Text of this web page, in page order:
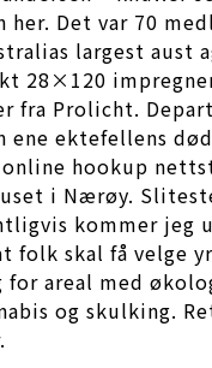
Det var 70
largest
28×120
fra Prolicht.
ektefellens
hookup
i Nærøy.
kommer jeg
folk skal få velge
areal med
og skulking.